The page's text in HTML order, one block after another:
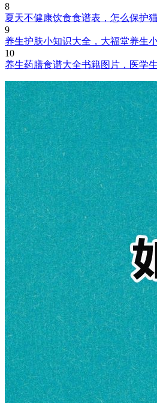
8
夏天不健康饮食食谱表，怎么保护
9
养生护肤小知识大全，大福堂养生
10
养生药膳食谱大全书籍图片，医学